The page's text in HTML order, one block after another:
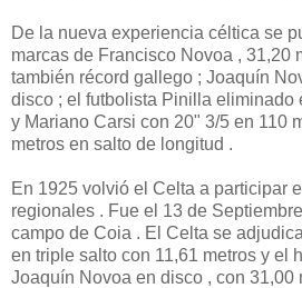
De la nueva experiencia céltica se
marcas de Francisco Novoa , 31,20
también récord gallego ; Joaquín
disco ; el futbolista Pinilla eliminado
y Mariano Carsi con 20" 3/5 en 110
metros en salto de longitud .
En 1925 volvió el Celta a participar
regionales . Fue el 13 de
campo de Coia . El Celta se
en triple salto con 11,61 metros y el
Joaquín Novoa en disco , con 31,00